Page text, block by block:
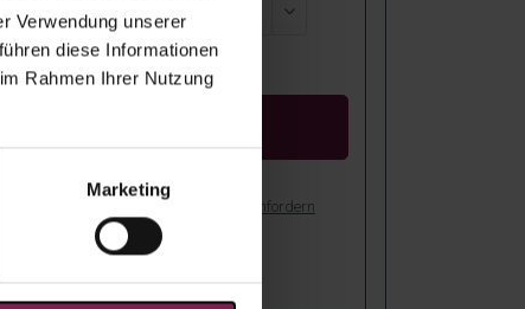
Verwendung unserer
diese Informationen
Rahmen Ihrer Nutzung
Marketing
Muster anfordern
Lieferung nach Deutschland!